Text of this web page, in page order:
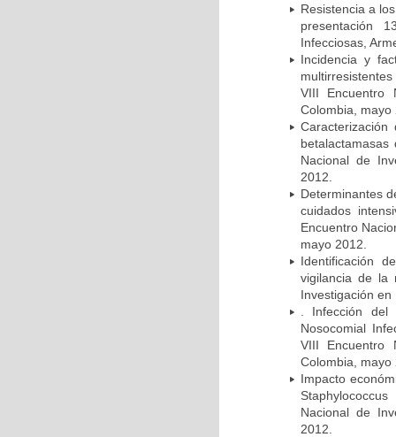
Resistencia a
presentación
Infecciosas,
Incidencia y
VIII Encuentro
Colombia, mayo
Nacional de
2012.
Determinantes
cuidados
Encuentro
mayo 2012.
Identificación
vigilancia de la
Investigación
. Infección
Nosocomial
VIII Encuentro
Colombia, mayo
Impacto
Nacional de
2012.